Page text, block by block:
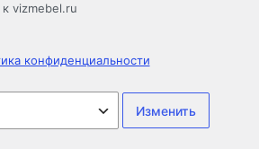
vizmebel.ru
конфиденциальности